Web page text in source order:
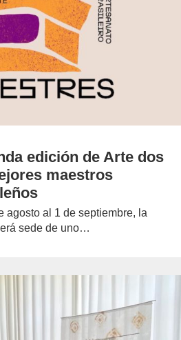
edición de Arte dos
maestros
agosto al 1 de septiembre, la
sede de uno…